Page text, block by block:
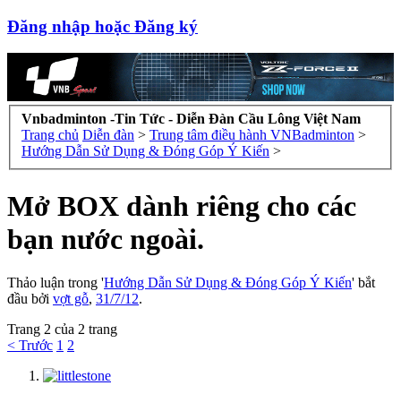
Đăng nhập hoặc Đăng ký
Vnbadminton -Tin Tức - Diễn Đàn Cầu Lông Việt Nam
Trang chủ Diễn đàn > Trung tâm điều hành VNBadminton >
Hướng Dẫn Sử Dụng & Đóng Góp Ý Kiến >
Mở BOX dành riêng cho các
bạn nước ngoài.
Thảo luận trong 'Hướng Dẫn Sử Dụng & Đóng Góp Ý Kiến' bắt
đầu bởi vợt gỗ, 31/7/12.
Trang 2 của 2 trang
< Trước 1 2